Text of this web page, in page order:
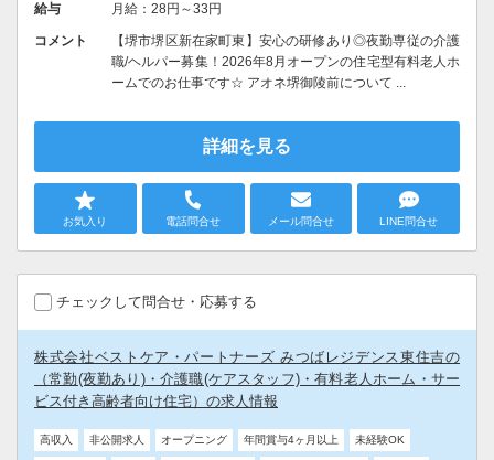
給与 月給：28円～33円
コメント
【堺市堺区新在家町東】安心の研修あり◎夜勤専従の介護
職/ヘルパー募集！2026年8月オープンの住宅型有料老人ホ
ームでのお仕事です☆ アオネ堺御陵前について ...
詳細を見る
お気入り 電話問合せ メール問合せ LINE問合せ
チェックして問合せ・応募する
株式会社ベストケア・パートナーズ みつばレジデンス東住吉の
（常勤(夜勤あり)・介護職(ケアスタッフ)・有料老人ホーム・サー
ビス付き高齢者向け住宅）の求人情報
高収入 非公開求人 オープニング 年間賞与4ヶ月以上 未経験OK